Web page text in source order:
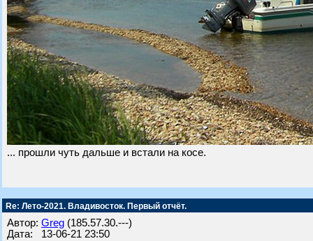
... прошли чуть дальше и встали на косе.
Re: Лето-2021. Владивосток. Первый отчёт.
Автор: Greg (185.57.30.---)
Дата: 13-06-21 23:50